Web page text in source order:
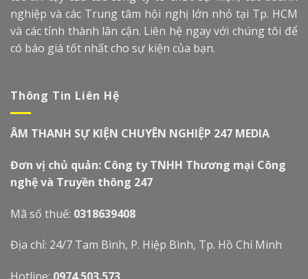
nghiệp và các Trung tâm hội nghị lớn nhỏ tại Tp. HCM
và các tỉnh thành lân cận. Liên hệ ngay với chúng tôi để
có báo giá tốt nhất cho sự kiện của bạn.
Thông Tin Liên Hệ
ÂM THANH SỰ KIỆN CHUYÊN NGHIỆP 247 MEDIA
Đơn vị chủ quản: Công ty TNHH Thương mại Công
nghệ và Truyền thông 247
Mã số thuế: 0318639408
Địa chỉ: 24/7 Tam Bình, P. Hiệp Bình, Tp. Hồ Chí Minh